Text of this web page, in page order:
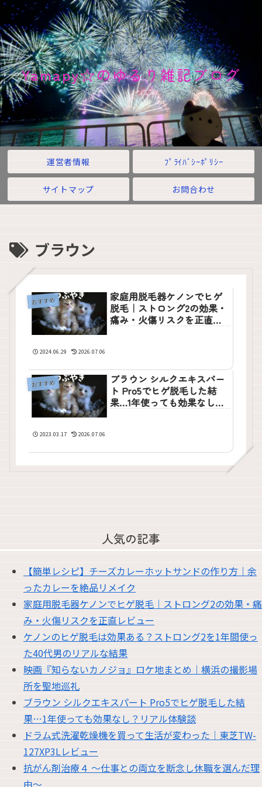
Yamapy☆のゆるり雑記ブログ
運営者情報 ﾌﾟﾗｲﾊﾞｼｰﾎﾟﾘｼｰ
サイトマップ お問合わせ
ブラウン
おすすめ
家庭用脱毛器ケノンでヒゲ
脱毛｜ストロング2の効果・
痛み・火傷リスクを正直レ
2024.06.29 2026.07.06
おすすめ
ブラウン シルクエキスパー
ト Pro5でヒゲ脱毛した結
果…1年使っても効果なし？
2023.03.17 2026.07.06
人気の記事
【簡単レシピ】チーズカレーホットサンドの作り方｜余
ったカレーを絶品リメイク
家庭用脱毛器ケノンでヒゲ脱毛｜ストロング2の効果・痛
み・火傷リスクを正直レビュー
ケノンのヒゲ脱毛は効果ある？ストロング2を1年間使っ
た40代男のリアルな結果
映画『知らないカノジョ』ロケ地まとめ｜横浜の撮影場
所を聖地巡礼
ブラウン シルクエキスパート Pro5でヒゲ脱毛した結
果…1年使っても効果なし？リアル体験談
ドラム式洗濯乾燥機を買って生活が変わった｜東芝TW-
127XP3Lレビュー
抗がん剤治療４ 〜仕事との両立を断念し休職を選んだ理
由〜